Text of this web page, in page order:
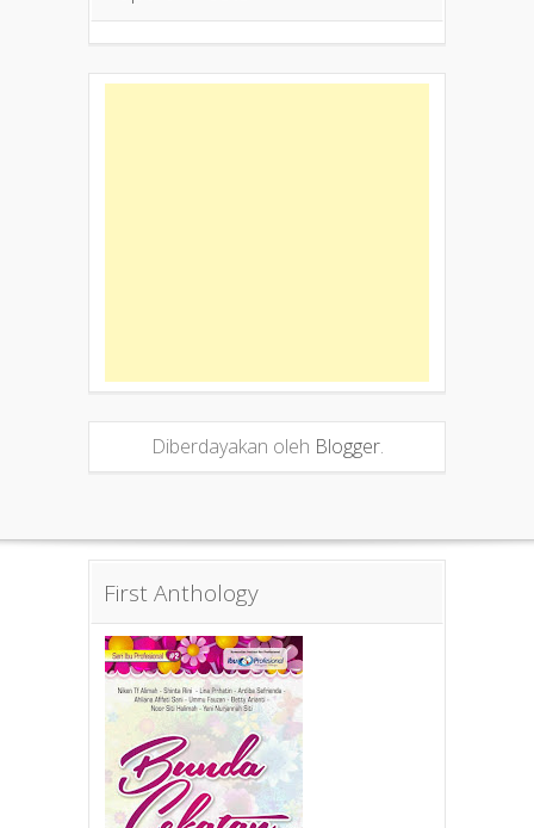
Diberdayakan oleh Blogger.
First Anthology